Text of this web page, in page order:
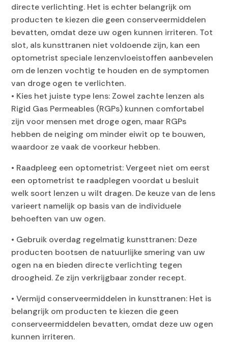
directe verlichting. Het is echter belangrijk om
producten te kiezen die geen conserveermiddelen
bevatten, omdat deze uw ogen kunnen irriteren. Tot
slot, als kunsttranen niet voldoende zijn, kan een
optometrist speciale lenzenvloeistoffen aanbevelen
om de lenzen vochtig te houden en de symptomen
van droge ogen te verlichten.
• Kies het juiste type lens: Zowel zachte lenzen als
Rigid Gas Permeables (RGPs) kunnen comfortabel
zijn voor mensen met droge ogen, maar RGPs
hebben de neiging om minder eiwit op te bouwen,
waardoor ze vaak de voorkeur hebben.
• Raadpleeg een optometrist: Vergeet niet om eerst
een optometrist te raadplegen voordat u besluit
welk soort lenzen u wilt dragen. De keuze van de lens
varieert namelijk op basis van de individuele
behoeften van uw ogen.
• Gebruik overdag regelmatig kunsttranen: Deze
producten bootsen de natuurlijke smering van uw
ogen na en bieden directe verlichting tegen
droogheid. Ze zijn verkrijgbaar zonder recept.
• Vermijd conserveermiddelen in kunsttranen: Het is
belangrijk om producten te kiezen die geen
conserveermiddelen bevatten, omdat deze uw ogen
kunnen irriteren.